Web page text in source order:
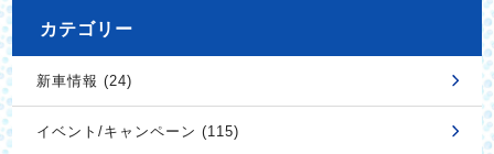
カテゴリー
新車情報 (24)
イベント/キャンペーン (115)